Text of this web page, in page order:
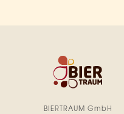
BIERTRAUM GmbH